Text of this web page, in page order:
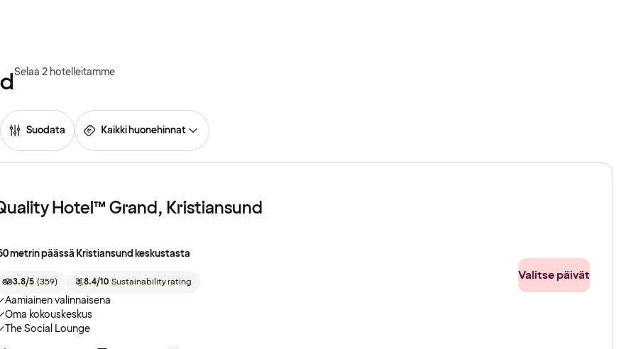
Selaa 2 hotelleitamme
Suodata Kaikki huonehinnat
Hotel™ Grand, Kristiansund
metrin päässä Kristiansund keskustasta
3.8/5 (359) 8.4/10 Sustainability rating
Aamiainen valinnaisena
Oma kokouskeskus
The Social Lounge
Valitse päivät